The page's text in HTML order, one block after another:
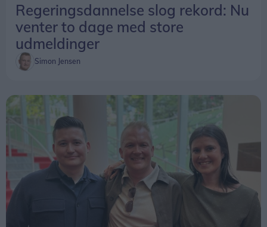
Regeringsdannelse slog rekord: Nu
venter to dage med store
udmeldinger
Simon Jensen